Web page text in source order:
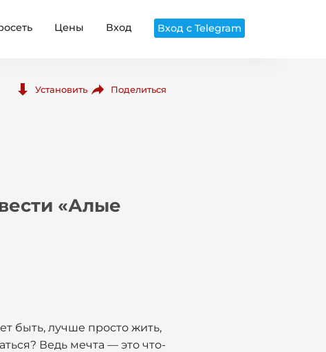
Цены Вход Вход с Telegram
Установить Поделиться
«Алые
быть, лучше просто жить,
Ведь мечта — это что-